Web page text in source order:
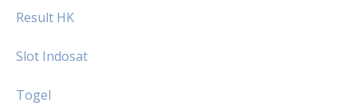
Result HK
Slot Indosat
Togel